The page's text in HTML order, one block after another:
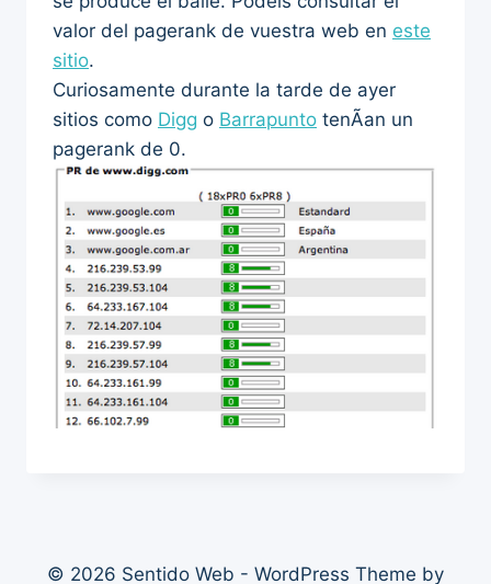
valor del pagerank de vuestra web en este
sitio.
Curiosamente durante la tarde de ayer
sitios como Digg o Barrapunto tenÃ­an un
pagerank de 0.
© 2026 Sentido Web - WordPress Theme by